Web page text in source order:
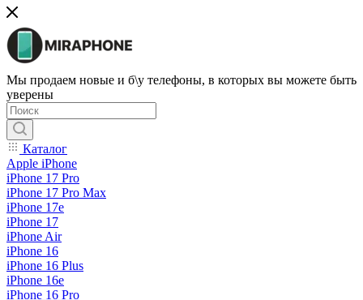
Мы продаем новые и б\у телефоны, в которых вы можете быть
уверены
Каталог
Apple iPhone
iPhone 17 Pro
iPhone 17 Pro Max
iPhone 17e
iPhone 17
iPhone Air
iPhone 16
iPhone 16 Plus
iPhone 16e
iPhone 16 Pro